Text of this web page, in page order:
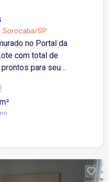
Sorocaba/SP
no Portal da
com total de
para seu
Ruy Morato
a transportes públicos
Estuda